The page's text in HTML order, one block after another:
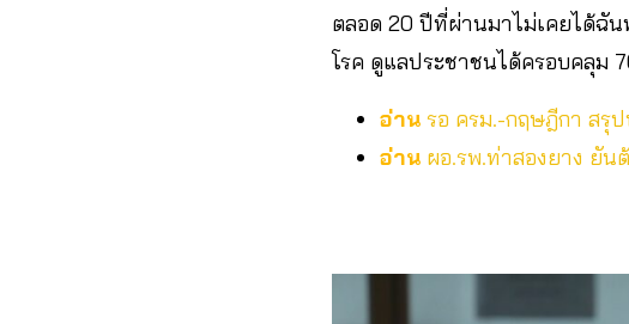
ตลอด 20 ปีที่ผ่านมาไม่เคยได้ฉัน
โรค ดูแลประชาชนได้ครอบคลุม
อ่าน รอ ครม.-กฤษฎีกา สรุ
อ่าน ผอ.รพ.ท่าสองยาง ยัน​